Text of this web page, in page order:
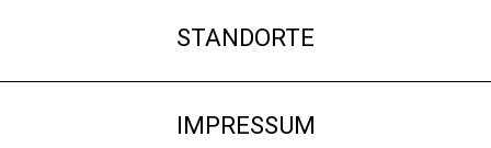
STANDORTE
IMPRESSUM